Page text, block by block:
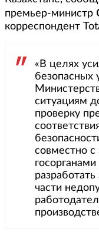
премьер-министр
корреспондент
«В целях
безопасных
ситуациям
проверку
совместно
части